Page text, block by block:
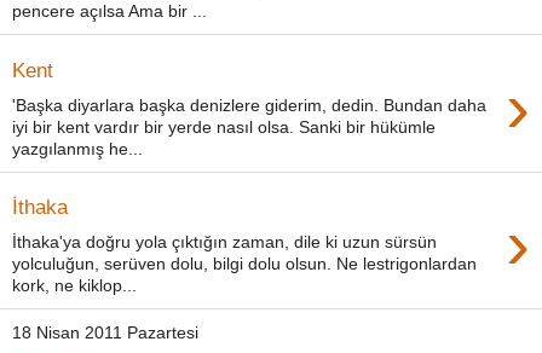
pencere açılsa Ama bir ...
Kent ›
'Başka diyarlara başka denizlere giderim, dedin. Bundan daha
iyi bir kent vardır bir yerde nasıl olsa. Sanki bir hükümle
yazgılanmış he...
İthaka ›
İthaka'ya doğru yola çıktığın zaman, dile ki uzun sürsün
yolculuğun, serüven dolu, bilgi dolu olsun. Ne lestrigonlardan
kork, ne kiklop...
18 Nisan 2011 Pazartesi